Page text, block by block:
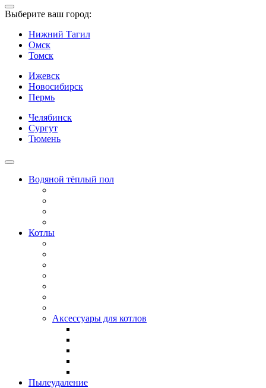
Выберите ваш город:
Нижний Тагил
Омск
Томск
Ижевск
Новосибирск
Пермь
Челябинск
Сургут
Тюмень
Водяной тёплый пол
Котлы
Аксессуары для котлов
Пылеудаление